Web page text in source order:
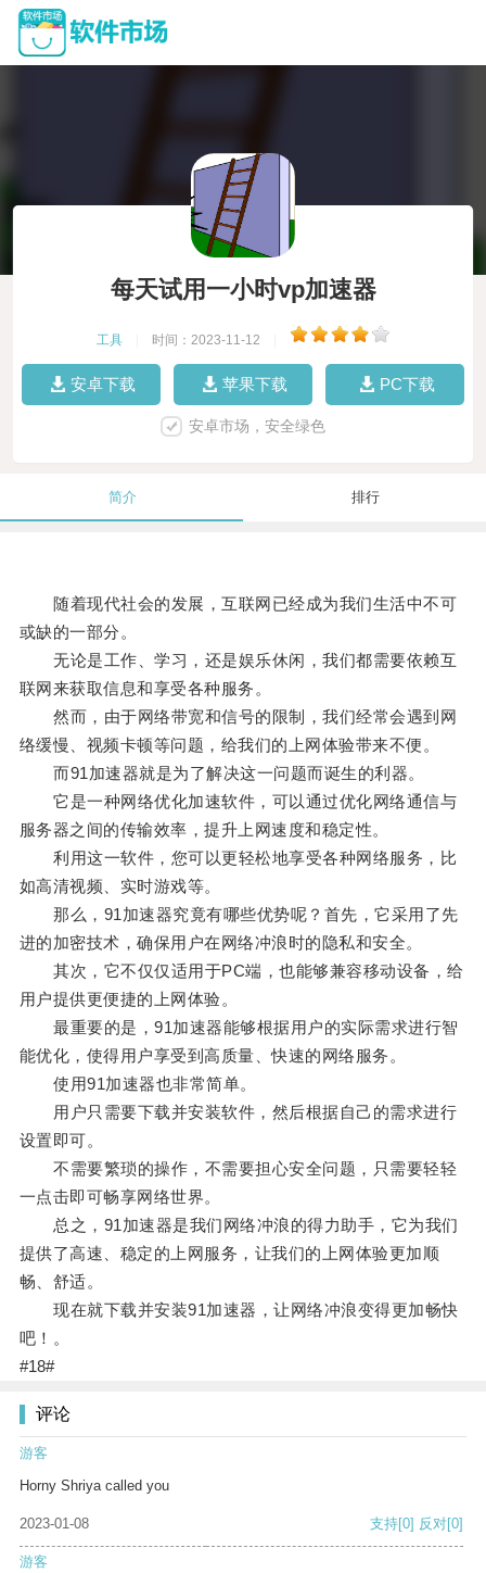
每天试用一小时vp加速器
工具 时间：2023-11-12
安卓下载 苹果下载 PC下载
安卓市场，安全绿色
简介 排行
随着现代社会的发展，互联网已经成为我们生活中不可
或缺的一部分。
无论是工作、学习，还是娱乐休闲，我们都需要依赖互
联网来获取信息和享受各种服务。
然而，由于网络带宽和信号的限制，我们经常会遇到网
络缓慢、视频卡顿等问题，给我们的上网体验带来不便。
而91加速器就是为了解决这一问题而诞生的利器。
它是一种网络优化加速软件，可以通过优化网络通信与
服务器之间的传输效率，提升上网速度和稳定性。
利用这一软件，您可以更轻松地享受各种网络服务，比
如高清视频、实时游戏等。
那么，91加速器究竟有哪些优势呢？首先，它采用了先
进的加密技术，确保用户在网络冲浪时的隐私和安全。
其次，它不仅仅适用于PC端，也能够兼容移动设备，给
用户提供更便捷的上网体验。
最重要的是，91加速器能够根据用户的实际需求进行智
能优化，使得用户享受到高质量、快速的网络服务。
使用91加速器也非常简单。
用户只需要下载并安装软件，然后根据自己的需求进行
设置即可。
不需要繁琐的操作，不需要担心安全问题，只需要轻轻
一点击即可畅享网络世界。
总之，91加速器是我们网络冲浪的得力助手，它为我们
提供了高速、稳定的上网服务，让我们的上网体验更加顺
畅、舒适。
现在就下载并安装91加速器，让网络冲浪变得更加畅快
吧！。
#18#
评论
游客
Horny Shriya called you
2023-01-08 支持[0] 反对[0]
游客